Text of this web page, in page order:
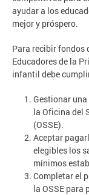
ayudar a los
mejor y próspero.
Para recibir fondos
Educadores de la
infantil debe
Gestionar
la Oficina del
(OSSE).
Aceptar
elegibles los
mínimos
Completar el
la OSSE para